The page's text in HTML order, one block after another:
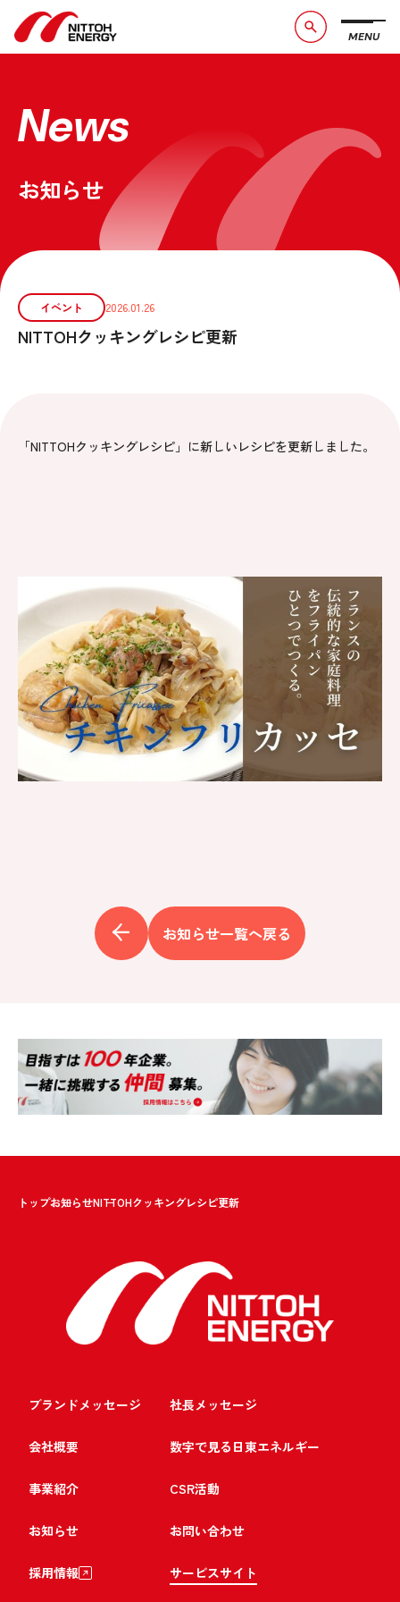
MENU
ブランドメッセージ
事業紹介
お問い合わせ
サービスサイト
News
お知らせ
イベント 2026.01.26
NITTOHクッキングレシピ更新
「NITTOHクッキングレシピ」に新しいレシピを更新しました。
お知らせ一覧へ戻る
トップお知らせNITTOHクッキングレシピ更新
ブランドメッセージ 社長メッセージ
会社概要 数字で見る日東エネルギー
事業紹介 CSR活動
お知らせ お問い合わせ
採用情報 サービスサイト